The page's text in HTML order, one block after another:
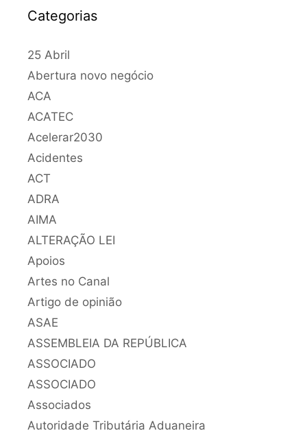
Categorias
25 Abril
Abertura novo negócio
ACA
ACATEC
Acelerar2030
Acidentes
ACT
ADRA
AIMA
ALTERAÇÃO LEI
Apoios
Artes no Canal
Artigo de opinião
ASAE
ASSEMBLEIA DA REPÚBLICA
ASSOCIADO
ASSOCIADO
Associados
Autoridade Tributária Aduaneira